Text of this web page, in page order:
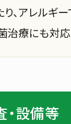
、アレルギ
療にも対応
・設備等